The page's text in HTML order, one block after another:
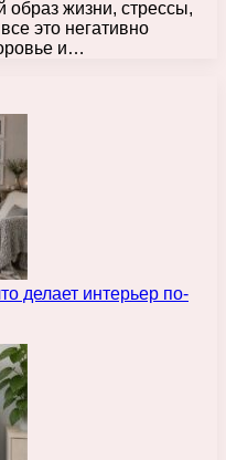
образ жизни, стрессы,
это негативно
и…
делает интерьер по-